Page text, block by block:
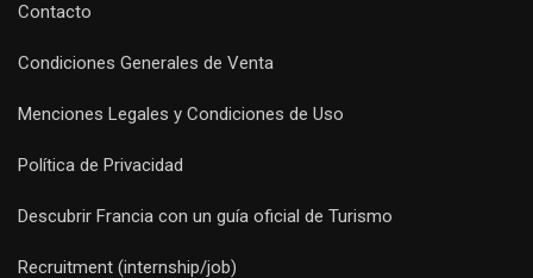
Contacto
Condiciones Generales de Venta
Menciones Legales y Condiciones de Uso
Política de Privacidad
Descubrir Francia con un guía oficial de Turismo
Recruitment (internship/job)